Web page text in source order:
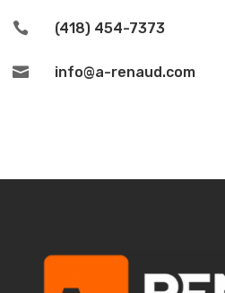
 (418) 454-7373
 info@a-renaud.com